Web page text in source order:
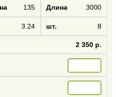
135 3000
3.24 8
2 350 р.